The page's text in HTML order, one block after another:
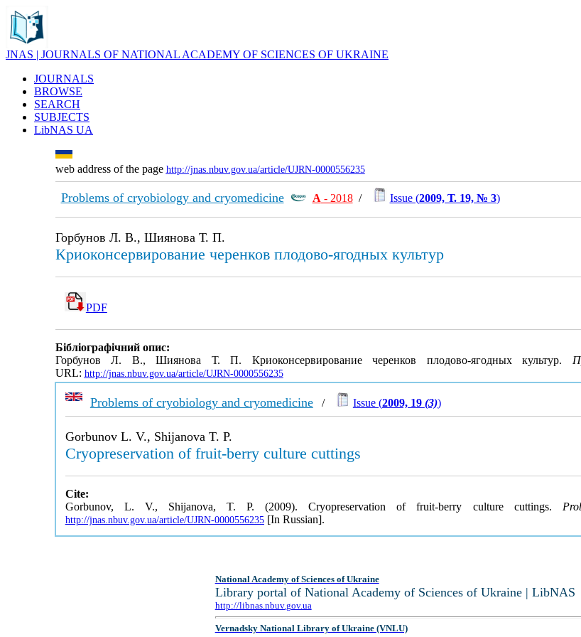
JNAS | JOURNALS OF NATIONAL ACADEMY OF SCIENCES OF UKRAINE
JOURNALS
BROWSE
SEARCH
SUBJECTS
LibNAS UA
web address of the page http://jnas.nbuv.gov.ua/article/UJRN-0000556235
Problems of cryobiology and cryomedicine А - 2018/ Issue (2009, Т. 19, № 3)
Горбунов Л. В., Шиянова Т. П.
Криоконсервирование черенков плодово-ягодных культур
PDF
Бібліографічний опис:
Горбунов Л. В., Шиянова Т. П. Криоконсервирование черенков плодово-ягодных культур.
URL: http://jnas.nbuv.gov.ua/article/UJRN-0000556235
Problems of cryobiology and cryomedicine/ Issue (2009, 19 (3))
Gorbunov L. V., Shijanova T. P.
Cryopreservation of fruit-berry culture cuttings
Cite:
Gorbunov, L. V., Shijanova, T. P. (2009). Cryopreservation of fruit-berry culture cuttings.
http://jnas.nbuv.gov.ua/article/UJRN-0000556235[In Russian].
National Academy of Sciences of Ukraine
Library portal of National Academy of Sciences of Ukraine | LibNAS
http://libnas.nbuv.gov.ua
Vernadsky National Library of Ukraine (VNLU)